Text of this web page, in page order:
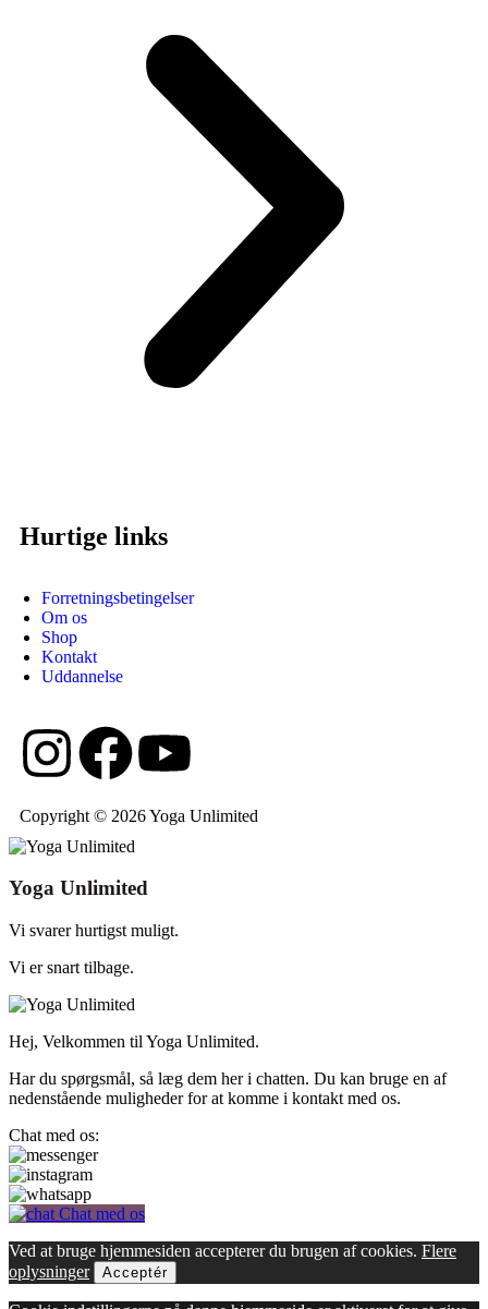
Hurtige links
Forretningsbetingelser
Om os
Shop
Kontakt
Uddannelse
Copyright © 2026 Yoga Unlimited
Yoga Unlimited
Vi svarer hurtigst muligt.
Vi er snart tilbage.
Hej, Velkommen til Yoga Unlimited.
Har du spørgsmål, så læg dem her i chatten. Du kan bruge en af
nedenstående muligheder for at komme i kontakt med os.
Chat med os:
Chat med os
Ved at bruge hjemmesiden accepterer du brugen af cookies. Flere
oplysninger
Acceptér